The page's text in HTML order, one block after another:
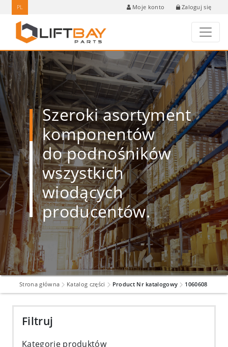
PL Moje konto Zaloguj się
Szeroki asortyment
komponentów
do podnośników
wszystkich
wiodących
producentów.
Strona główna Katalog części Product Nr katalogowy 1060608
Filtruj
Kategorie produktów